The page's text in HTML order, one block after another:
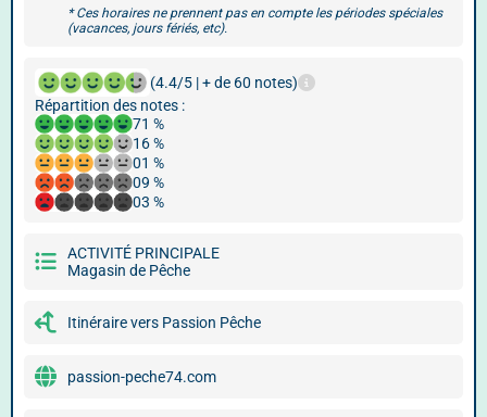
* Ces horaires ne prennent pas en compte les périodes spéciales
(vacances, jours fériés, etc).
(4.4/5 | + de 60 notes)
Répartition des notes :
71 %
16 %
01 %
09 %
03 %
ACTIVITÉ PRINCIPALE
Magasin de Pêche
Itinéraire vers Passion Pêche
passion-peche74.com